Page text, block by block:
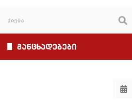
განცხადებები